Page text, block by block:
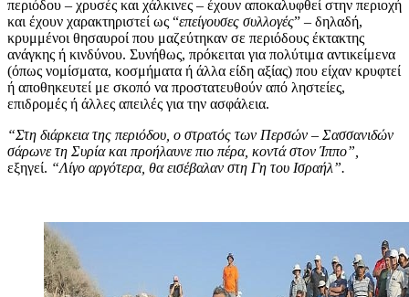
περιόδου – χρυσές και χάλκινες – έχουν αποκαλυφθεί στην περιοχή
και έχουν χαρακτηριστεί ως “επείγουσες συλλογές” – δηλαδή,
κρυμμένοι θησαυροί που μαζεύτηκαν σε περιόδους έκτακτης
ανάγκης ή κινδύνου. Συνήθως, πρόκειται για πολύτιμα αντικείμενα
(όπως νομίσματα, κοσμήματα ή άλλα είδη αξίας) που είχαν κρυφτεί
ή αποθηκευτεί με σκοπό να προστατευθούν από ληστείες,
επιδρομές ή άλλες απειλές για την ασφάλεια.
“Στη διάρκεια της περιόδου, ο στρατός των Περσών – Σασσανιδών
σάρωνε τη Συρία και προήλαυνε πιο πέρα, κοντά στον Ίππο”,
εξηγεί. “Λίγο αργότερα, θα εισέβαλαν στη Γη του Ισραήλ”.